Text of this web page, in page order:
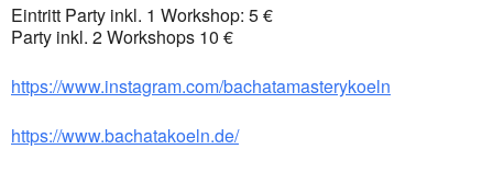
Eintritt Party inkl. 1 Workshop: 5 €
Party inkl. 2 Workshops 10 €
https://www.instagram.com/bachatamasterykoeln
https://www.bachatakoeln.de/